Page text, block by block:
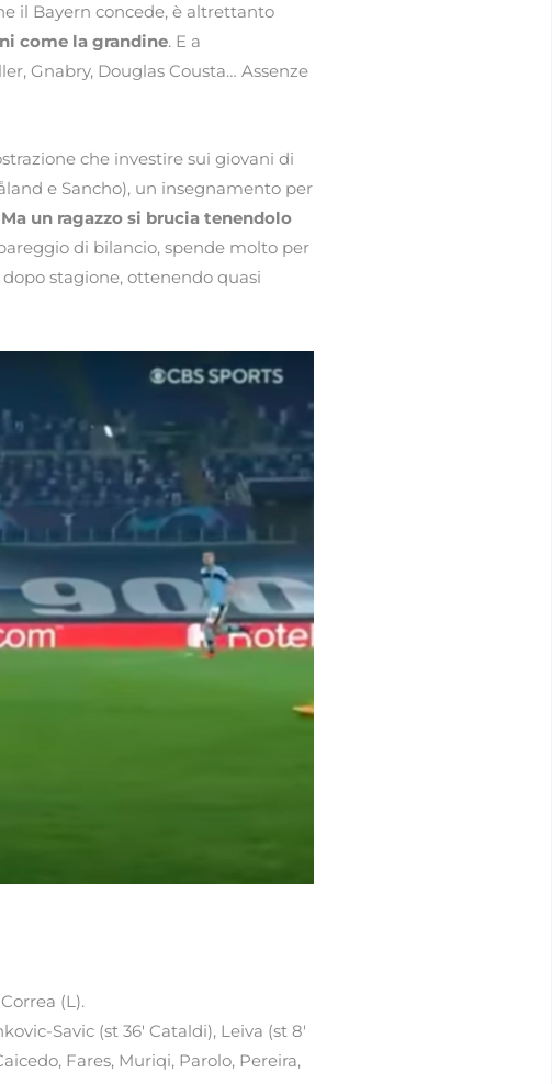
il Bayern concede, è altrettanto
come la grandine. E a
Gnabry, Douglas Cousta… Assenze
che investire sui giovani di
e Sancho), un insegnamento per
Ma un ragazzo si brucia tenendolo
di bilancio, spende molto per
stagione, ottenendo quasi
(L).
Savic (st 36′ Cataldi), Leiva (st 8′
Fares, Muriqi, Parolo, Pereira,